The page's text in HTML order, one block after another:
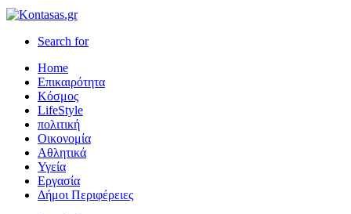
Search for
Home
Επικαιρότητα
Κόσμος
LifeStyle
πολιτική
Οικονομία
Αθλητικά
Υγεία
Εργασία
Δήμοι Περιφέρειες